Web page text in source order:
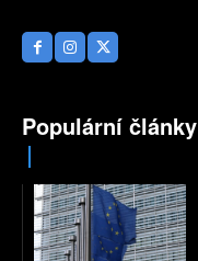
Populární články